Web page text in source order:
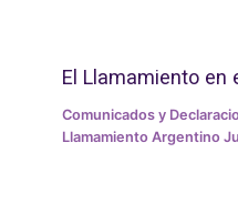
El Llamamiento en
Comunicados y
Llamamiento Argentino